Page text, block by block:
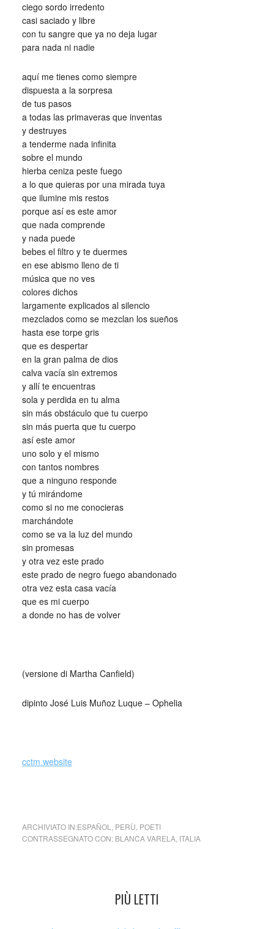
ciego sordo irredento
casi saciado y libre
con tu sangre que ya no deja lugar
para nada ni nadie
aquí me tienes como siempre
dispuesta a la sorpresa
de tus pasos
a todas las primaveras que inventas
y destruyes
a tenderme nada infinita
sobre el mundo
hierba ceniza peste fuego
a lo que quieras por una mirada tuya
que ilumine mis restos
porque así es este amor
que nada comprende
y nada puede
bebes el filtro y te duermes
en ese abismo lleno de ti
música que no ves
colores dichos
largamente explicados al silencio
mezclados como se mezclan los sueños
hasta ese torpe gris
que es despertar
en la gran palma de dios
calva vacía sin extremos
y allí te encuentras
sola y perdida en tu alma
sin más obstáculo que tu cuerpo
sin más puerta que tu cuerpo
así este amor
uno solo y el mismo
con tantos nombres
que a ninguno responde
y tú mirándome
como si no me conocieras
marchándote
como se va la luz del mundo
sin promesas
y otra vez este prado
este prado de negro fuego abandonado
otra vez esta casa vacía
que es mi cuerpo
a donde no has de volver
(versione di Martha Canfield)
dipinto José Luis Muñoz Luque – Ophelia
cctm.website
ARCHIVIATO IN:ESPAÑOL PERÙ POETI
CONTRASSEGNATO CON: BLANCA VARELA, ITALIA
PIÙ LETTI